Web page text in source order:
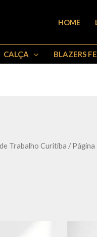
HOME
CALÇA BLAZERS
Trabalho Curitiba / Página